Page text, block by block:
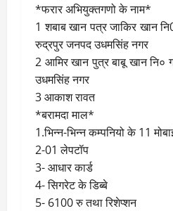
*फरार अभियुक्तगणो के नाम*
1 शबाब खान पत्र जाकिर खान
रुद्रपुर जनपद उधमसिंह नगर
2 आमिर खान पुत्र बाबू खान नि०
उधमसिंह नगर
3 आकाश रावत
*बरामदा माल*
1.भिन्न-भिन्न कम्पनियो के 11
2-01 लेपटॉप
3- आधार कार्ड
4- सिगरेट के डिब्बे
5- 6100 रु तथा रिशेप्शन